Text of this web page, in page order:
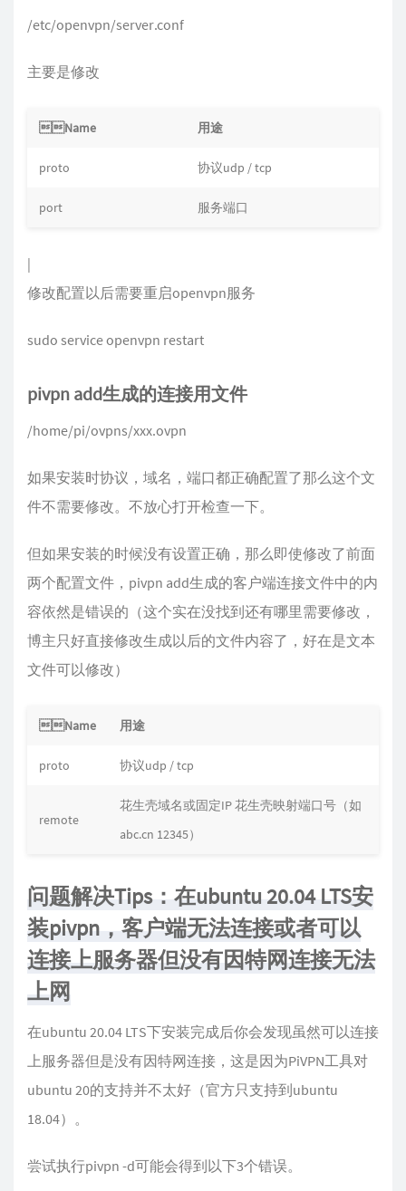
/etc/openvpn/server.conf
主要是修改
Name 用途
proto 协议udp / tcp
port 服务端口
|
修改配置以后需要重启openvpn服务
sudo service openvpn restart
pivpn add生成的连接用文件
/home/pi/ovpns/xxx.ovpn
如果安装时协议，域名，端口都正确配置了那么这个文
件不需要修改。不放心打开检查一下。
但如果安装的时候没有设置正确，那么即使修改了前面
两个配置文件，pivpn add生成的客户端连接文件中的内
容依然是错误的（这个实在没找到还有哪里需要修改，
博主只好直接修改生成以后的文件内容了，好在是文本
文件可以修改）
Name 用途
proto 协议udp / tcp
remote
花生壳域名或固定IP 花生壳映射端口号（如
abc.cn 12345）
问题解决Tips：在ubuntu 20.04 LTS安
装pivpn，客户端无法连接或者可以
连接上服务器但没有因特网连接无法
上网
在ubuntu 20.04 LTS下安装完成后你会发现虽然可以连接
上服务器但是没有因特网连接，这是因为PiVPN工具对
ubuntu 20的支持并不太好（官方只支持到ubuntu
18.04）。
尝试执行pivpn -d可能会得到以下3个错误。